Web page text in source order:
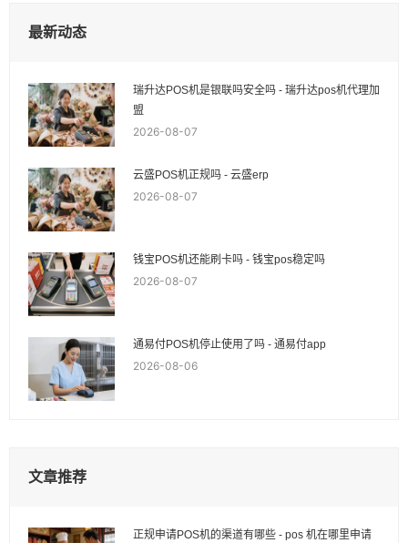
最新动态
瑞升达POS机是银联吗安全吗 - 瑞升达pos机代理加
盟
2026-08-07
云盛POS机正规吗 - 云盛erp
2026-08-07
钱宝POS机还能刷卡吗 - 钱宝pos稳定吗
2026-08-07
通易付POS机停止使用了吗 - 通易付app
2026-08-06
文章推荐
正规申请POS机的渠道有哪些 - pos 机在哪里申请